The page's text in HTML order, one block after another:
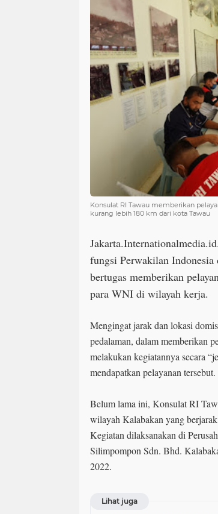
Konsulat RI Tawau memberikan
kurang lebih 180 km dari kota Tawau
fungsi Perwakilan
bertugas memberikan
para WNI di wilayah kerja.
Mengingat jarak dan lokasi
pedalaman, dalam memberikan
melakukan kegiatannya secara
mendapatkan pelayanan tersebut.
Belum lama ini, Konsulat RI
wilayah Kalabakan yang
Kegiatan dilaksanakan di
Silimpompon Sdn. Bhd.
2022.
Lihat juga